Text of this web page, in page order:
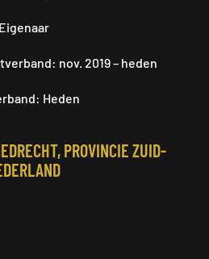
nov. 2019 – heden
Heden
PROVINCIE ZUID-